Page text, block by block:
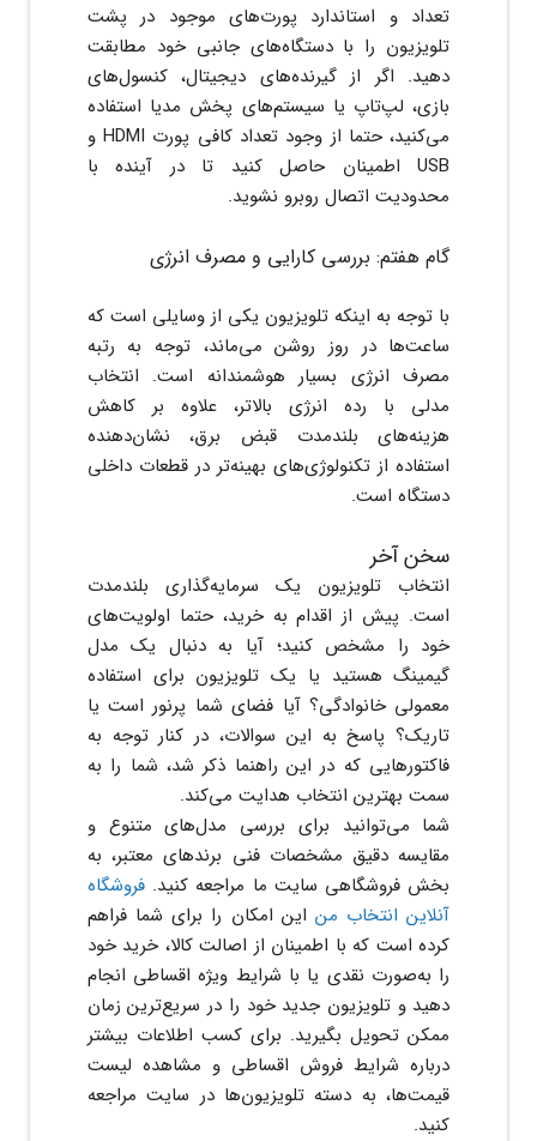
تعداد و استاندارد پورت‌های موجود در پشت
تلویزیون را با دستگاه‌های جانبی خود مطابقت
دهید. اگر از گیرنده‌های دیجیتال، کنسول‌های
بازی، لپ‌تاپ یا سیستم‌های پخش مدیا استفاده
می‌کنید، حتما از وجود تعداد کافی پورت HDMI و
USB اطمینان حاصل کنید تا در آینده با
محدودیت اتصال روبرو نشوید.
گام هفتم: بررسی کارایی و مصرف انرژی
با توجه به اینکه تلویزیون یکی از وسایلی است که
ساعت‌ها در روز روشن می‌ماند، توجه به رتبه
مصرف انرژی بسیار هوشمندانه است. انتخاب
مدلی با رده انرژی بالاتر، علاوه بر کاهش
هزینه‌های بلندمدت قبض برق، نشان‌دهنده
استفاده از تکنولوژی‌های بهینه‌تر در قطعات داخلی
دستگاه است.
سخن‌ آخر
انتخاب تلویزیون یک سرمایه‌گذاری بلندمدت
است. پیش از اقدام به خرید، حتما اولویت‌های
خود را مشخص کنید؛ آیا به دنبال یک مدل
گیمینگ هستید یا یک تلویزیون برای استفاده
معمولی خانوادگی؟ آیا فضای شما پرنور است یا
تاریک؟ پاسخ به این سوالات، در کنار توجه به
فاکتورهایی که در این راهنما ذکر شد، شما را به
سمت بهترین انتخاب هدایت می‌کند.
شما می‌توانید برای بررسی مدل‌های متنوع و
مقایسه دقیق مشخصات فنی برندهای معتبر، به
بخش فروشگاهی سایت ما مراجعه کنید.فروشگاه
آنلاین انتخاب من این امکان را برای شما فراهم
کرده است که با اطمینان از اصالت کالا، خرید خود
را به‌صورت نقدی یا با شرایط ویژه اقساطی انجام
دهید و تلویزیون جدید خود را در سریع‌ترین زمان
ممکن تحویل بگیرید. برای کسب اطلاعات بیشتر
درباره شرایط فروش اقساطی و مشاهده لیست
قیمت‌ها، به دسته تلویزیون‌ها در سایت مراجعه
کنید.